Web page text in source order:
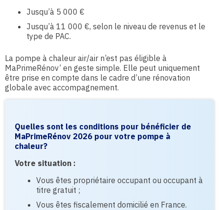
Jusqu’à 5 000 €
Jusqu’à 11 000 €, selon le niveau de revenus et le
type de PAC.
La pompe à chaleur air/air n’est pas éligible à
MaPrimeRénov’ en geste simple. Elle peut uniquement
être prise en compte dans le cadre d’une rénovation
globale avec accompagnement.
Quelles sont les conditions pour bénéficier de
MaPrimeRénov 2026 pour votre pompe à
chaleur?
Votre situation :
Vous êtes propriétaire occupant ou occupant à
titre gratuit ;
Vous êtes fiscalement domicilié en France.